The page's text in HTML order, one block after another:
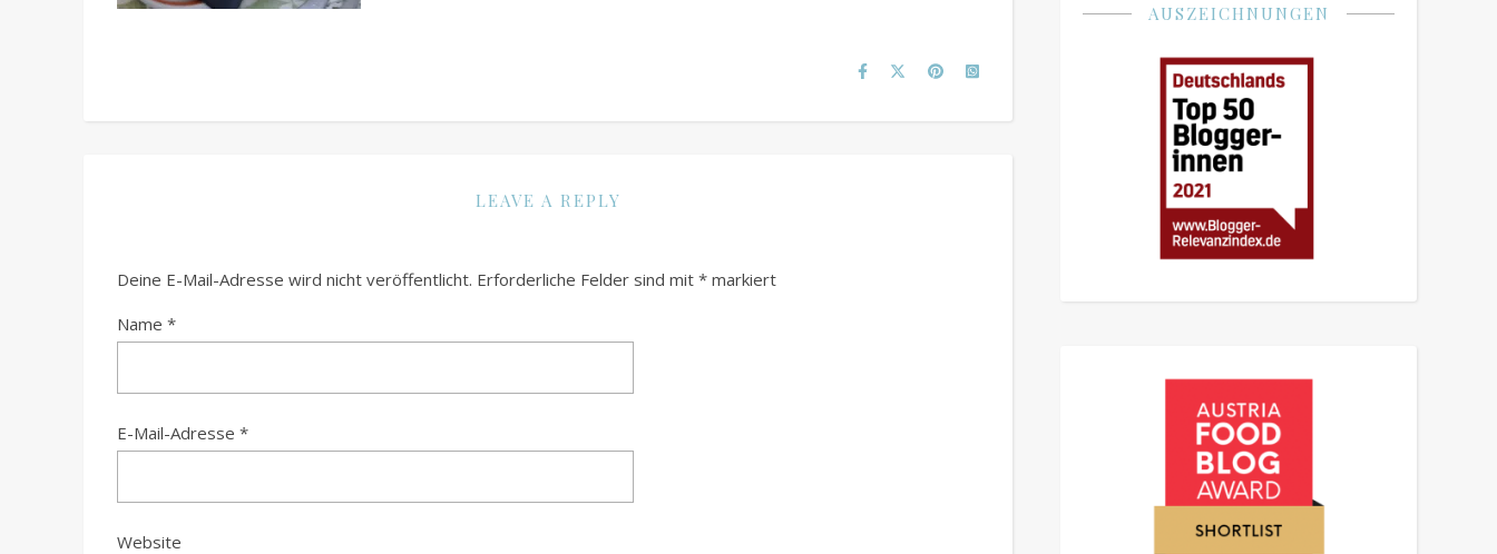
LEAVE A REPLY
Deine E-Mail-Adresse wird nicht veröffentlicht. Erforderliche Felder sind mit * markiert
Name *
E-Mail-Adresse *
Website
AUSZEICHNUNGEN